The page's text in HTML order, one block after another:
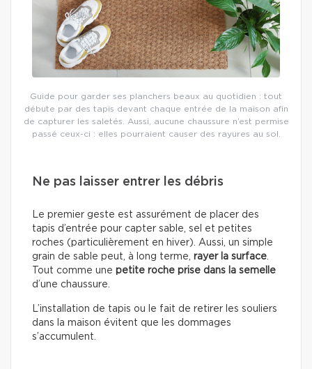
Guide pour garder ses planchers beaux au quotidien : tout
débute par des tapis devant chaque entrée de la maison afin
de capturer les saletés. Aussi, aucune chaussure n’est permise
passé ceux-ci : elles pourraient causer des rayures au sol.
Ne pas laisser entrer les débris
Le premier geste est assurément de placer des
tapis d’entrée pour capter sable, sel et petites
roches (particulièrement en hiver). Aussi, un simple
grain de sable peut, à long terme, rayer la surface
Tout comme une petite roche prise dans la semelle
d’une chaussure.
L’installation de tapis ou le fait de retirer les souliers
dans la maison évitent que les dommages
s’accumulent.